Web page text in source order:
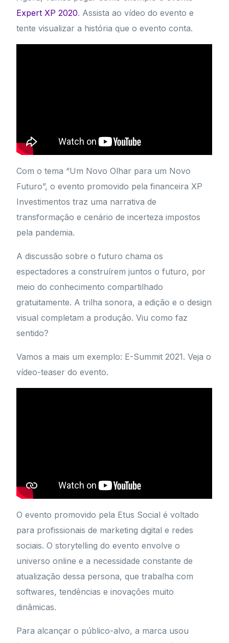
Expert XP 2020. Assista ao vídeo do evento e
tente visualizar a história que o evento conta.
Com o tema “Um Novo Olhar para um Novo
Futuro”, o evento promovido pela financeira XP
Investimentos traz uma narrativa de
transformação e cenário de incerteza impostos
pela pandemia.
A discussão sobre o futuro chama os
espectadores a construírem juntos o futuro, por
meio do conhecimento compartilhado
gratuitamente. A trilha sonora, a edição e o design
visual completam a produção. Viu como faz
sentido?
Vamos a mais um exemplo: E-Summit 2021. Veja o
vídeo-teaser do evento.
O evento promovido pela Etus Social é voltado
para profissionais de marketing digital e redes
sociais. O storytelling do evento envolve o
universo online e a necessidade constante de
atualização dessa persona, que trabalha com
softwares, tendências e inovações muito
dinâmicas.
Para alcançar o público-alvo, a marca usou